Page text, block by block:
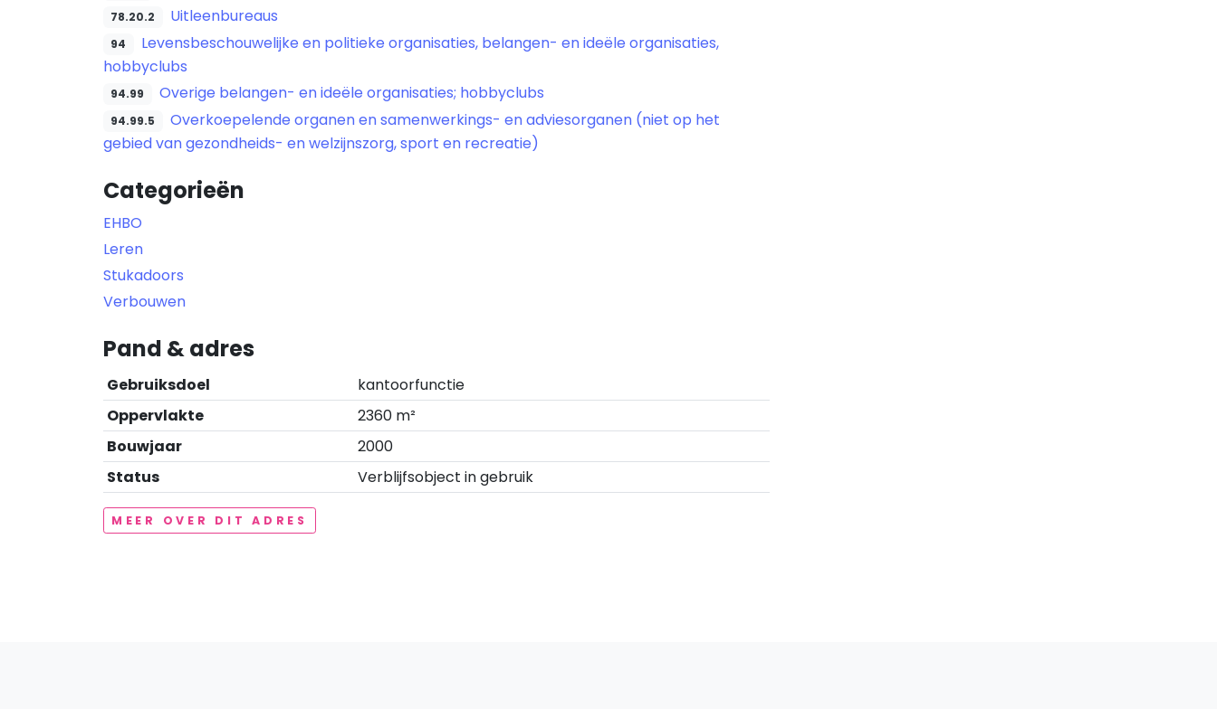
78.20.2 Uitleenbureaus
94
Levensbeschouwelijke en politieke organisaties, belangen- en ideële organisaties,
hobbyclubs
94.99 Overige belangen- en ideële organisaties; hobbyclubs
94.99.5
Overkoepelende organen en samenwerkings- en adviesorganen (niet op het
gebied van gezondheids- en welzijnszorg, sport en recreatie)
Categorieën
EHBO
Leren
Stukadoors
Verbouwen
Pand & adres
Gebruiksdoel
kantoorfunctie
Oppervlakte
2360 m²
Bouwjaar
2000
Status
Verblijfsobject in gebruik
MEER OVER DIT ADRES